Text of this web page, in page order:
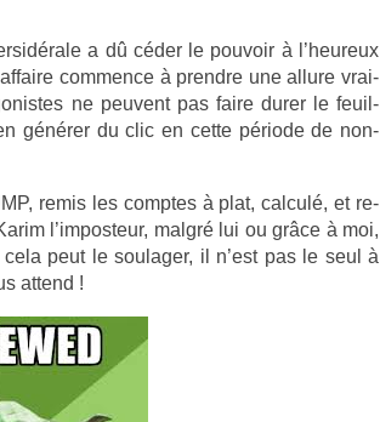
a dû céder le pouvoir à l’heureux
com­m­ence à pre­ndre une al­lure vrai­
ne peuvent pas faire durer le feuil­
générer du clic en cette période de non-
remis les com­ptes à plat, cal­culé, et re­
l’im­posteur, malgré lui ou grâce à moi,
peut le soulag­er, il n’est pas le seul à
at­tend !